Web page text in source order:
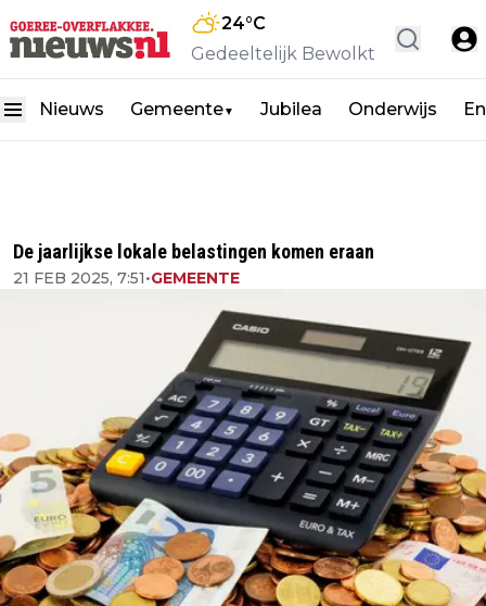
24°C
Gedeeltelijk Bewolkt
Nieuws Gemeente▼ Jubilea Onderwijs
De jaarlijkse lokale belastingen komen eraan
21 FEB 2025, 7:51•GEMEENTE